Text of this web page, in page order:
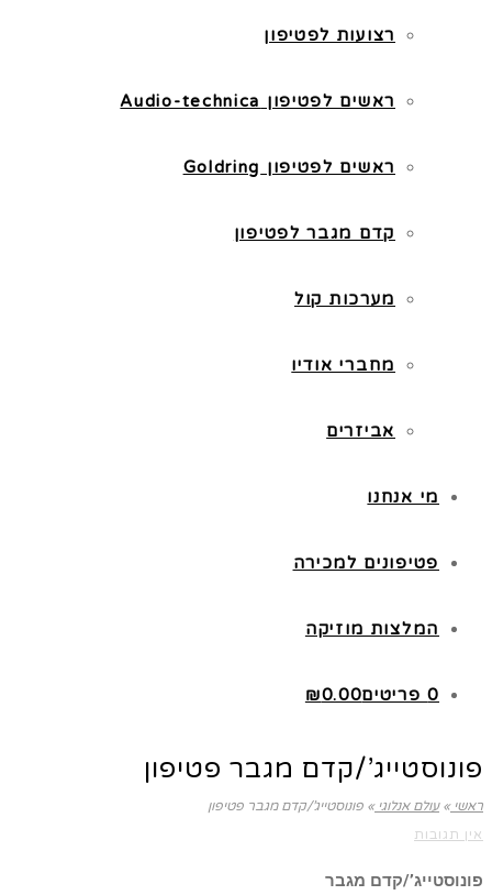
רצועות לפטיפון
ראשים לפטיפון Audio-technica
ראשים לפטיפון Goldring
קדם מגבר לפטיפון
מערכות קול
מחברי אודיו
אביזרים
מי אנחנו
פטיפונים למכירה
המלצות מוזיקה
0 פריטים ₪0.00
פונוסטייג’/קדם מגבר פטיפון
ראשי » עולם אנלוגי » פונוסטייג’/קדם מגבר פטיפון
אין תגובות
פונוסטייג’/קדם מגבר